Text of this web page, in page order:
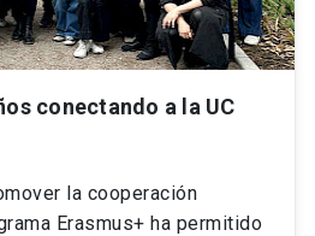
conectando a la UC
la cooperación
Erasmus+ ha permitido